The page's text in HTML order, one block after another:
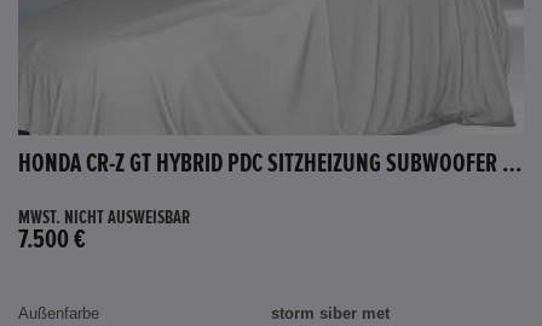
HONDA CR-Z GT HYBRID PDC SITZHEIZUNG SUBWOOFER BLUETOOTH
MWST. NICHT AUSWEISBAR
7.500 €
Außenfarbe
storm siber met